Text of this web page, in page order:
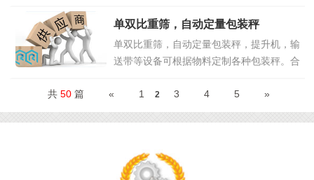
详情>>
自于五常市境内的牤牛河天然水的灌溉，合
作社在水稻种植，生长的过程中实行全程科
学的监管。确保水稻绿色、安全、健康、营
单双比重筛，自动定量包装秤
单双比重筛，自动定量包装秤，提升机，输
送带等设备可根据物料定制各种包装秤。合
共 50篇 « 1 2 3 4 5 »